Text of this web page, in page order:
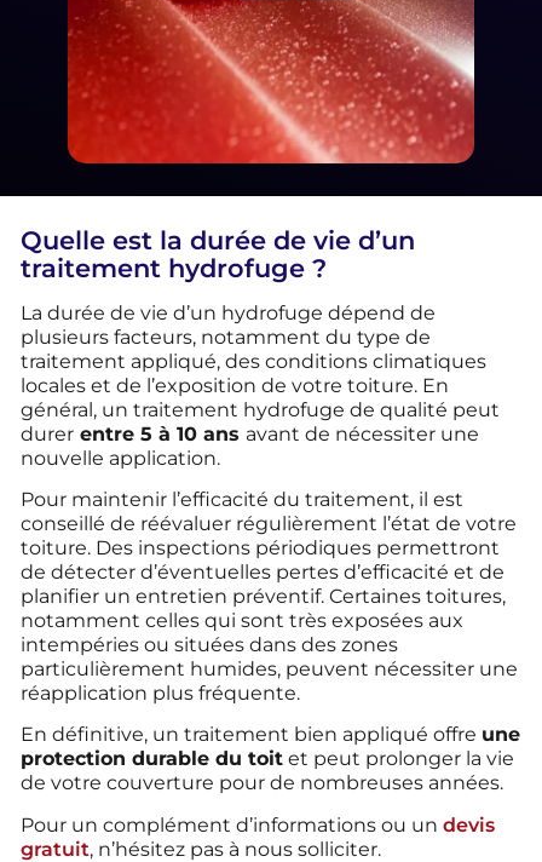
Quelle est la durée de vie d’un
traitement hydrofuge ?
La durée de vie d’un hydrofuge dépend de
plusieurs facteurs, notamment du type de
traitement appliqué, des conditions climatiques
locales et de l’exposition de votre toiture. En
général, un traitement hydrofuge de qualité peut
durer entre 5 à 10 ans avant de nécessiter une
nouvelle application.
Pour maintenir l’efficacité du traitement, il est
conseillé de réévaluer régulièrement l’état de votre
toiture. Des inspections périodiques permettront
de détecter d’éventuelles pertes d’efficacité et de
planifier un entretien préventif. Certaines toitures,
notamment celles qui sont très exposées aux
intempéries ou situées dans des zones
particulièrement humides, peuvent nécessiter une
réapplication plus fréquente.
En définitive, un traitement bien appliqué offre une
protection durable du toit et peut prolonger la vie
de votre couverture pour de nombreuses années.
Pour un complément d’informations ou un devis
gratuit, n’hésitez pas à nous solliciter.